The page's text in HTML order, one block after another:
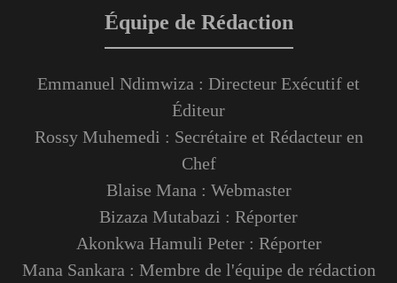
Équipe de Rédaction
Emmanuel Ndimwiza : Directeur Exécutif et
Éditeur
Rossy Muhemedi : Secrétaire et Rédacteur en
Chef
Blaise Mana : Webmaster
Bizaza Mutabazi : Réporter
Akonkwa Hamuli Peter : Réporter
Mana Sankara : Membre de l'équipe de rédaction